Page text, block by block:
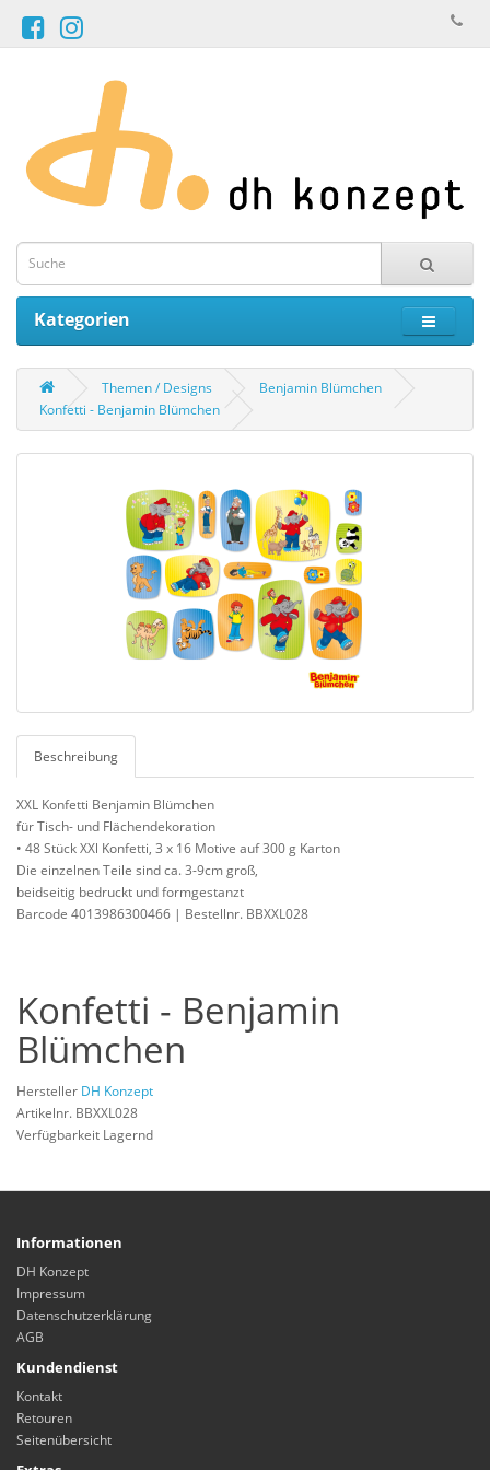
Kategorien
Themen / Designs
Benjamin Blümchen
Konfetti - Benjamin Blümchen
Beschreibung
XXL Konfetti Benjamin Blümchen
für Tisch- und Flächendekoration
• 48 Stück XXl Konfetti, 3 x 16 Motive auf 300 g Karton
Die einzelnen Teile sind ca. 3-9cm groß,
beidseitig bedruckt und formgestanzt
Barcode 4013986300466 | Bestellnr. BBXXL028
Konfetti - Benjamin
Blümchen
Hersteller DH Konzept
Artikelnr. BBXXL028
Verfügbarkeit Lagernd
Informationen
DH Konzept
Impressum
Datenschutzerklärung
AGB
Kundendienst
Kontakt
Retouren
Seitenübersicht